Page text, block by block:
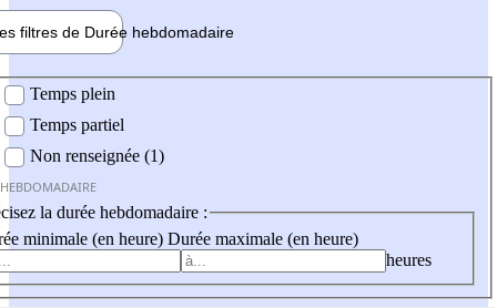
filtres de Durée hebdomadaire
Temps plein
Temps partiel
Non renseignée (1)
la durée hebdomadaire :
minimale (en heure) Durée maximale (en heure)
heures